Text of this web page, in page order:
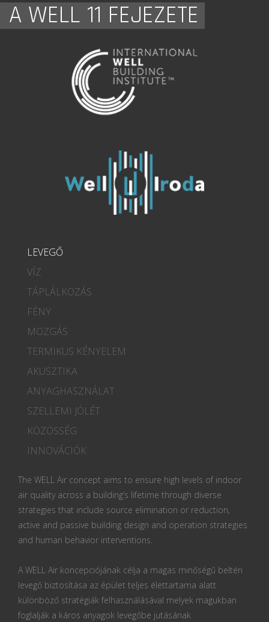
A WELL 11 FEJEZETE
LEVEGŐ
VÍZ
TÁPLÁLKOZÁS
FÉNY
MOZGÁS
TERMIKUS KÉNYELEM
AKUSZTIKA
ANYAGHASZNÁLAT
SZELLEMI JÓLÉT
KÖZÖSSÉG
INNOVÁCIÓK
The WELL Air concept aims to ensure high levels of indoor
air quality across a building’s lifetime through diverse
strategies that include source elimination or reduction,
active and passive building design and operation strategies
and human behavior interventions.
A WELL Air koncepciójának célja a magas minőségű beltéri
levegő biztosítása az épület teljes élettartama alatt
különböző stratégiák felhasználásával melyek magukban
foglalják a káros anyagok levegőbe jutásának